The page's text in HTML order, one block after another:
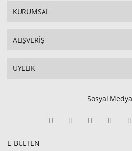
KURUMSAL
ALIŞVERİŞ
ÜYELİK
Sosyal Medya
E-BÜLTEN